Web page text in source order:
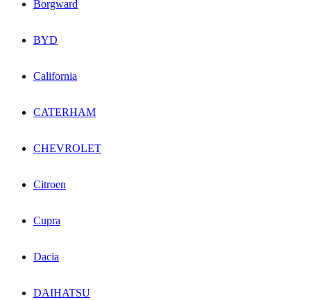
Borgward
BYD
California
CATERHAM
CHEVROLET
Citroen
Cupra
Dacia
DAIHATSU